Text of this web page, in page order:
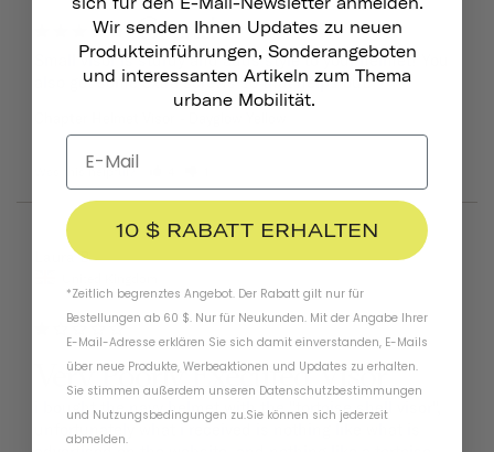
Great!
Small visor is sturdy and adds style to your helmet! You
also get some extra screws so that helps out.
Was this helpful?
08/09/2024
Laura B.
Very Poorly Executed Visor
i bought the navy helmet with the "tortoise shell visor",
unfortunately what i received is nothing like what is
Wir senden Ihnen Updates zu neuen
Produkteinführungen, Sonderangeboten
und interessanten Artikeln zum Thema
urbane Mobilität.
10 $ RABATT ERHALTEN
*Zeitlich begrenztes Angebot. Der Rabatt gilt nur für
Bestellungen ab 60 $. Nur für Neukunden. Mit der Angabe Ihrer
E-Mail-Adresse erklären Sie sich damit einverstanden, E-Mails
über neue Produkte, Werbeaktionen und Updates zu erhalten.
Sie stimmen außerdem unseren Datenschutzbestimmungen
und Nutzungsbedingungen zu.Sie können sich jederzeit
abmelden.